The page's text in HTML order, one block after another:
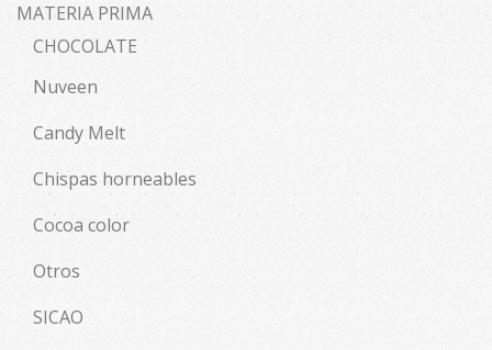
MATERIA PRIMA
CHOCOLATE
Nuveen
Candy Melt
Chispas horneables
Cocoa color
Otros
SICAO